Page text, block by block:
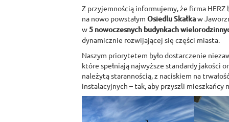
Z przyjemnością informujemy, że firma
na nowo powstałym Osiedlu Skałkaw
w5 nowoczesnych budynkach
dynamicznie rozwijającej się części miasta.
Naszym priorytetem było dostarczenie
które spełniają najwyższe standardy jakości
należytą starannością, z naciskiem na
instalacyjnych – tak, aby przyszli